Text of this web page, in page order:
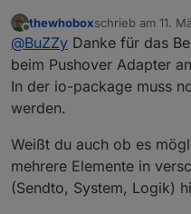
@MyzerAT Ich
Muss ich dafür
Ah okay.
Jeder Adapter kann
Hier das Beispiel
sGruß
Offline
thewhoboxschrieb am 11.
zuletzt editiert
@BuZZy Danke für das
beim Pushover Adapter
In der io-package muss
werden.
Weißt du auch ob es
mehrere Elemente in
(Sendto, System, Logik)